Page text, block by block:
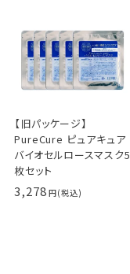
【旧パッケージ】
PureCure ピュアキュア
バイオセルロースマスク5
枚セット
3,278